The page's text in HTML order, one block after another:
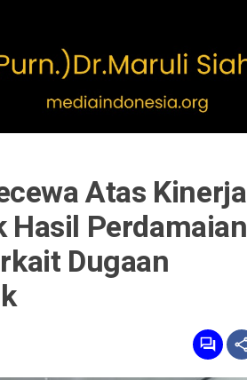
Atas Kinerja
Hasil Perdamaian
Dugaan